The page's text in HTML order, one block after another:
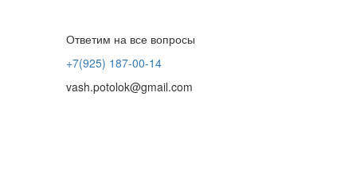
Ответим на все вопросы
+7(925) 187-00-14
vash.potolok@gmail.com